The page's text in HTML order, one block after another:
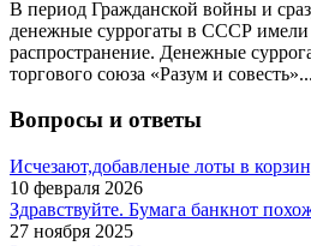
В период Гражданской войны и
денежные суррогаты в СССР имели
распространение. Денежные
торгового союза «Разум и совесть»...
Вопросы и ответы
Исчезают,добавленые лоты в
10 февраля 2026
Здравствуйте. Бумага банкнот
27 ноября 2025